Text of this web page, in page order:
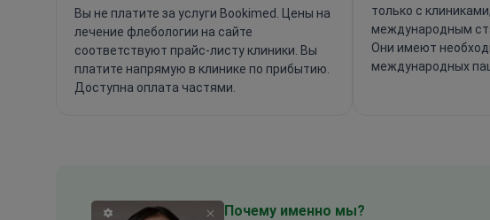
Вы не платите за услуги Bookimed. Цены на
лечение флебологии на сайте
соответствуют прайс-листу клиники. Вы
платите напрямую в клинике по прибытию.
Доступна оплата частями.
только с
международным
Они имеют
международных
Почему именно мы?